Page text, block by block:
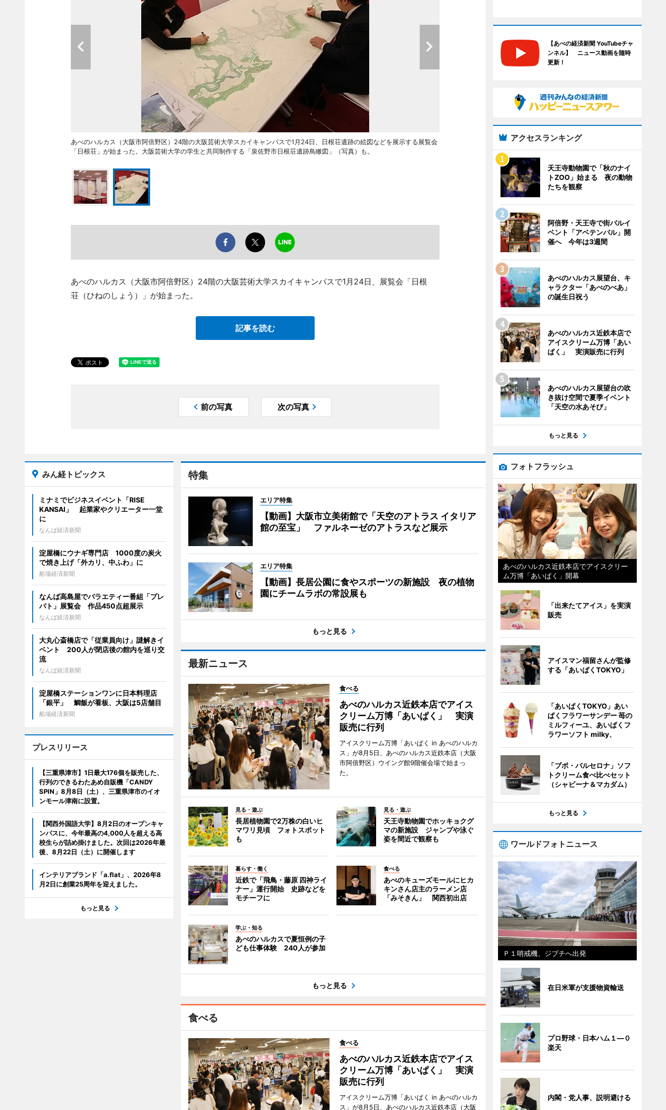
あべのハルカス（大阪市阿倍野区）24階の大阪芸術大学スカイキャンパスで1月24日、日根荘遺跡の絵図などを展示する展覧会
「日根荘」が始まった。大阪芸術大学の学生と共同制作する「泉佐野市日根荘遺跡鳥瞰図」（写真）も。
あべのハルカス（大阪市阿倍野区）24階の大阪芸術大学スカイキャンパスで1月24日、展覧会「日根
荘（ひねのしょう）」が始まった。
記事を読む
前の写真 次の写真
特集
エリア特集
【動画】大阪市立美術館で「天空のアトラス イタリア
館の至宝」 ファルネーゼのアトラスなど展示
エリア特集
【動画】長居公園に食やスポーツの新施設 夜の植物
園にチームラボの常設展も
もっと見る
最新ニュース
食べる
あべのハルカス近鉄本店でアイス
クリーム万博「あいぱく」 実演
販売に行列
アイスクリーム万博「あいぱく in あべのハルカ
ス」が8月5日、あべのハルカス近鉄本店（大阪
市阿倍野区）ウイング館9階催会場で始まっ
た。
見る・遊ぶ
長居植物園で2万株の白いヒ
マワリ見頃 フォトスポット
も
見る・遊ぶ
天王寺動物園でホッキョクグ
マの新施設 ジャンプや泳ぐ
姿を間近で観察も
暮らす・働く
近鉄で「飛鳥・藤原 四神ライ
ナー」運行開始 史跡などを
モチーフに
食べる
あべのキューズモールにヒカ
キンさん店主のラーメン店
「みそきん」 関西初出店
学ぶ・知る
あべのハルカスで夏恒例の子
ども仕事体験 240人が参加
もっと見る
食べる
食べる
あべのハルカス近鉄本店でアイス
クリーム万博「あいぱく」 実演
販売に行列
アイスクリーム万博「あいぱく in あべのハルカ
ス」が8月5日、あべのハルカス近鉄本店（大阪
みん経トピックス
ミナミでビジネスイベント「RISE
KANSAI」 起業家やクリエーター一堂
に
なんば経済新聞
淀屋橋にウナギ専門店 1000度の炭火
で焼き上げ「外カリ、中ふわ」に
船場経済新聞
なんば高島屋でバラエティー番組「プレ
バト」展覧会 作品450点超展示
なんば経済新聞
大丸心斎橋店で「従業員向け」謎解きイ
ベント 200人が閉店後の館内を巡り交
流
なんば経済新聞
淀屋橋ステーションワンに日本料理店
「銀平」 鯛飯が看板、大阪は5店舗目
船場経済新聞
プレスリリース
【三重県津市】1日最大176個を販売した、
行列のできるわたあめ自販機「CANDY
SPIN」8月8日（土）、三重県津市のイオ
ンモール津南に設置。
【関西外国語大学】8月2日のオープンキャ
ンパスに、今年最高の4,000人を超える高
校生らが詰め掛けました。次回は2026年最
後、8月22日（土）に開催します
インテリアブランド「a.flat」、2026年8
月2日に創業25周年を迎えました。
もっと見る
【あべの経済新聞 YouTubeチャ
ンネル】 ニュース動画を随時
更新！
アクセスランキング
天王寺動物園で「秋のナイ
トZOO」始まる 夜の動物
たちを観察
阿倍野・天王寺で街バルイ
ベント「アベテンバル」開
催へ 今年は3週間
あべのハルカス展望台、キ
ャラクター「あべのべあ」
の誕生日祝う
あべのハルカス近鉄本店で
アイスクリーム万博「あい
ぱく」 実演販売に行列
あべのハルカス展望台の吹
き抜け空間で夏季イベント
「天空の水あそび」
もっと見る
フォトフラッシュ
あべのハルカス近鉄本店でアイスクリー
ム万博「あいぱく」開幕
「出来たてアイス」を実演
販売
アイスマン福留さんが監修
する「あいぱくTOKYO」
「あいぱくTOKYO」あい
ぱくフラワーサンデー 苺の
ミルフィーユ、あいぱくフ
ラワーソフト milky、
「ブボ・バルセロナ」ソフ
トクリーム食べ比べセット
（シャビーナ＆マカダム）
もっと見る
ワールドフォトニュース
Ｐ１哨戒機、ジブチへ出発
在日米軍が支援物資輸送
プロ野球・日本ハム１―０
楽天
内閣・党人事、説明避ける